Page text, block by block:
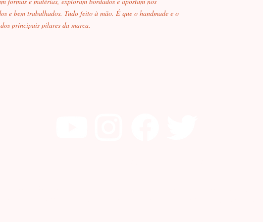
e bem trabalhados. Tudo feito à mão. É que o handmade e o
principais pilares da marca.